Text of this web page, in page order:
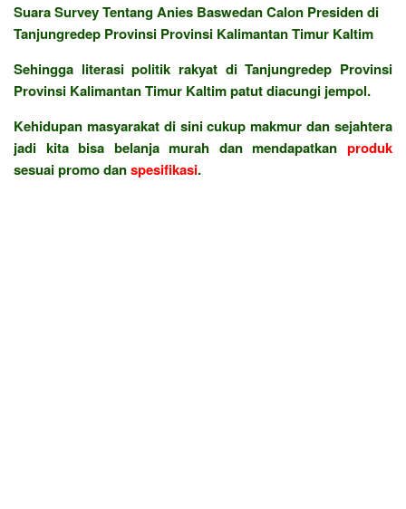
Suara Survey Tentang Anies Baswedan Calon Presiden di
Tanjungredep Provinsi Provinsi Kalimantan Timur Kaltim
Sehingga literasi politik rakyat di Tanjungredep Provinsi
Provinsi Kalimantan Timur Kaltim patut diacungi jempol.
Kehidupan masyarakat di sini cukup makmur dan sejahtera
jadi kita bisa belanja murah dan mendapatkan produk
sesuai promo danspesifikasi.